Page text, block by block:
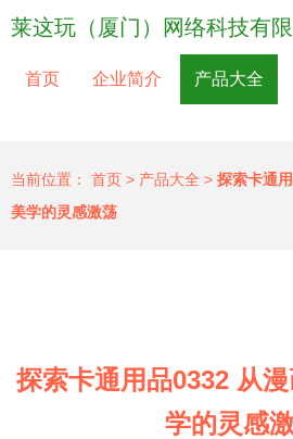
莱这玩（厦门）网络科技有
首页 企业简介 产品大全
当前位置： 首页 > 产品大全 > 探索卡通
美学的灵感激荡
探索卡通用品0332 从
学的灵感